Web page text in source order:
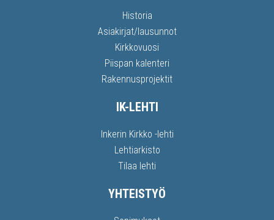
Historia
Asiakirjat/lausunnot
Kirkkovuosi
Piispan kalenteri
Rakennusprojektit
IK-LEHTI
Inkerin Kirkko -lehti
Lehtiarkisto
Tilaa lehti
YHTEISTYÖ